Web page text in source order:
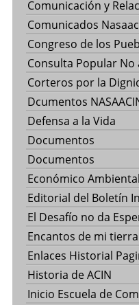
Comunicación y
Comunicados
Congreso de los
Consulta Popular No
Corteros por la
Dcumentos
Defensa a la Vida
Documentos
Documentos
Económico Ambiental
Editorial del Boletín
El Desafío no da
Encantos de mi tierra
Enlaces Historial
Historia de ACIN
Inicio Escuela de